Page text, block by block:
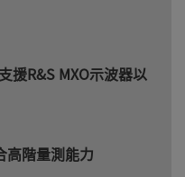
援R&S MXO示波器以
高階量測能力